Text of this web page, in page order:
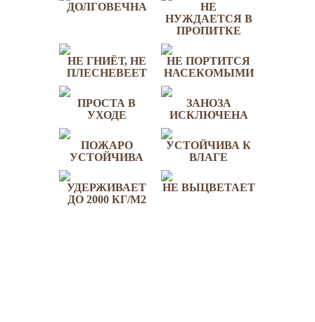
ДОЛГОВЕЧНА
НЕ
НУЖДАЕТСЯ В
ПРОПИТКЕ
НЕ ГНИЁТ, НЕ
ПЛЕСНЕВЕЕТ
НЕ ПОРТИТСЯ
НАСЕКОМЫМИ
ПРОСТА В
УХОДЕ
ЗАНОЗА
ИСКЛЮЧЕНА
ПОЖАРО
УСТОЙЧИВА
УСТОЙЧИВА К
ВЛАГЕ
УДЕРЖИВАЕТ
ДО 2000 КГ/М2
НЕ ВЫЦВЕТАЕТ